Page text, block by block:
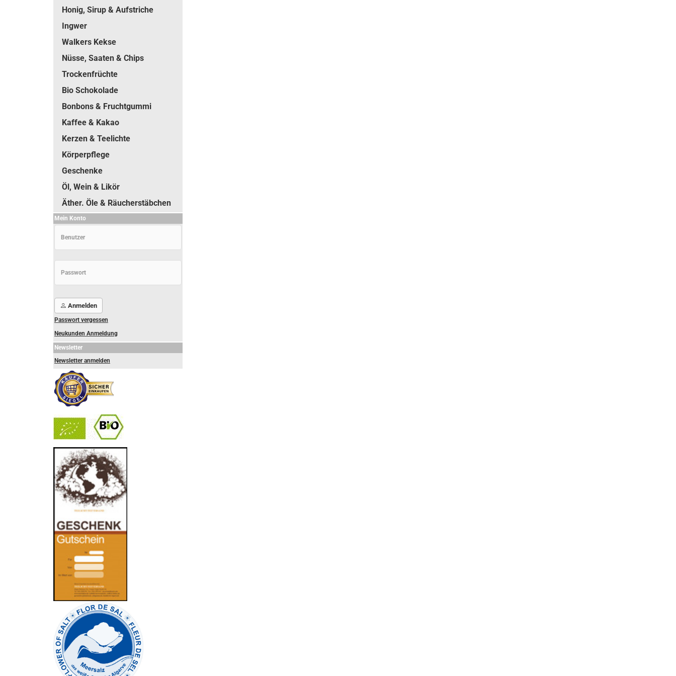
Honig, Sirup & Aufstriche
Ingwer
Walkers Kekse
Nüsse, Saaten & Chips
Trockenfrüchte
Bio Schokolade
Bonbons & Fruchtgummi
Kaffee & Kakao
Kerzen & Teelichte
Körperpflege
Geschenke
Öl, Wein & Likör
Äther. Öle & Räucherstäbchen
Mein Konto
Anmelden
Passwort vergessen
Neukunden Anmeldung
Newsletter
Newsletter anmelden